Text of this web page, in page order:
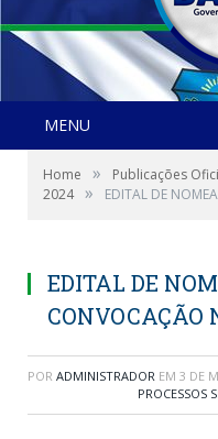
MENU
Home » Publicações
2024 » EDITAL DE
EDITAL DE
CONVOCAÇÃO
POR ADMINISTRADOR EM 3 DE
PROCESSOS